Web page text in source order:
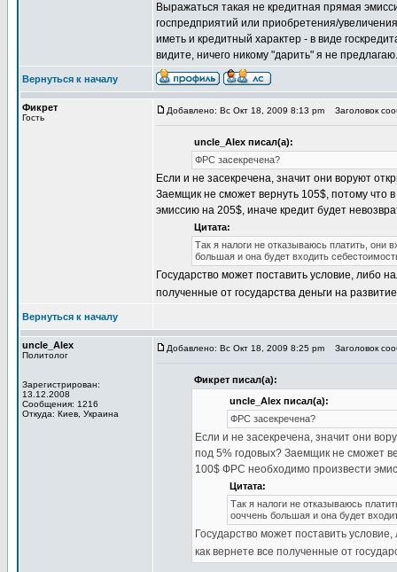
Выражаться такая не кредитная прямая
госпредприятий или приобретения/
иметь и кредитный характер - в виде
видите, ничего никому "дарить" я не предлагаю.
Вернуться к началу
Фикрет
Гость
Добавлено: Вс Окт 18, 2009 8:13 pm Заголовок
uncle_Alex писал(а):
ФРС засекречена?
Если и не засекречена, значит они воруют
Заемщик не сможет вернуть 105$, потому что
эмиссию на 205$, иначе кредит будет
Цитата:
Так я налоги не отказываюсь платить, они
большая и она будет входить
Государство может поставить условие, либо
полученные от государства деньги на
Вернуться к началу
uncle_Alex
Политолог
Зарегистрирован:
13.12.2008
Сообщения: 1216
Откуда: Киев, Украина
Добавлено: Вс Окт 18, 2009 8:25 pm Заголовок
Фикрет писал(а):
uncle_Alex писал(а):
ФРС засекречена?
Если и не засекречена, значит они
под 5% годовых? Заемщик не сможет
100$ ФРС необходимо произвести
Цитата:
Так я налоги не отказываюсь
ооччень большая и она будет
Государство может поставить
как вернете все полученные от